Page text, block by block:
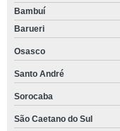
Bambuí
Barueri
Osasco
Santo André
Sorocaba
São Caetano do Sul